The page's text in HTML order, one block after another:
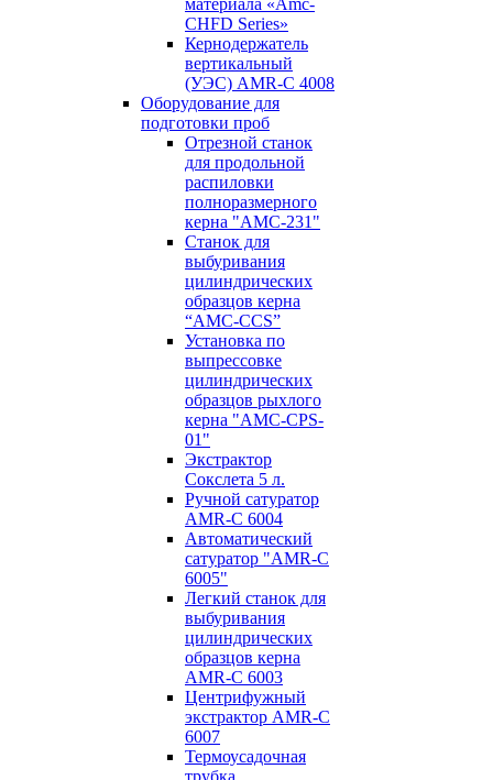
материала «Amc-
CHFD Series»
Кернодержатель
вертикальный
(УЭС) AMR-C 4008
Оборудование для
подготовки проб
Отрезной станок
для продольной
распиловки
полноразмерного
керна "AMC-231"
Станок для
выбуривания
цилиндрических
образцов керна
“AMC-CCS”
Установка по
выпресcовке
цилиндрических
образцов рыхлого
керна "AMC-CPS-
01"
Экстрактор
Сокслета 5 л.
Ручной сатуратор
AMR-C 6004
Автоматический
сатуратор "AMR-C
6005"
Легкий станок для
выбуривания
цилиндрических
образцов керна
AMR-C 6003
Центрифужный
экстрактор AMR-C
6007
Термоусадочная
трубка